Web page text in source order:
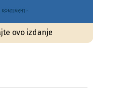
ovo izdanje